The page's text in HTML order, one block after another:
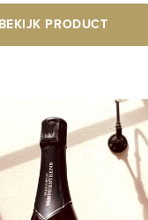
BEKIJK PRODUCT